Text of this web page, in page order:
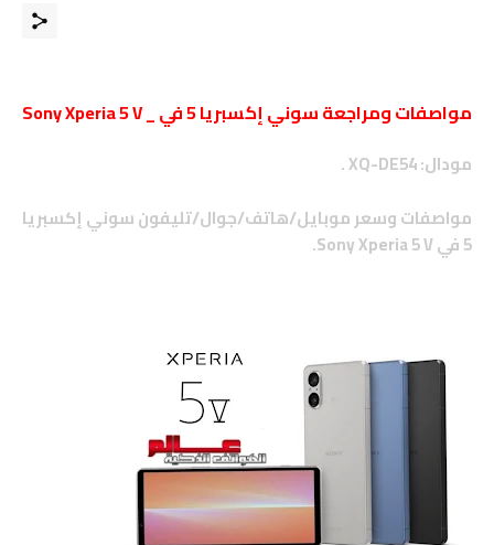
مواصفات ومراجعة سوني إكسبريا 5 في _ Sony Xperia 5 V
مودال:XQ-DE54 .
مواصفات وسعر موبايل/هاتف/جوال/تليفون سوني إكسبريا
5 في Sony Xperia 5 V.